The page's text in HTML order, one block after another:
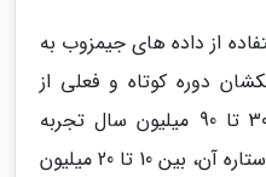
از داده های جیمزوب به
دوره کوتاه و فعلی از
شکل گیری ستاره را در بین 30 تا 90 میلیون سال تجربه
نموده است. اما فرایند تشکیل ستاره آن، بین 10 تا 20 میلیون